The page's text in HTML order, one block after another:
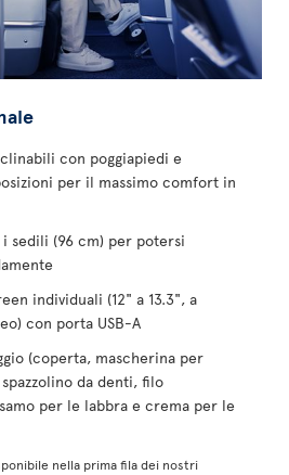
con poggiapiedi e
per il massimo comfort in
sedili (96 cm) per potersi
individuali (12" a 13.3", a
con porta USB-A
(coperta, mascherina per
da denti, filo
per le labbra e crema per le
nella prima fila dei nostri